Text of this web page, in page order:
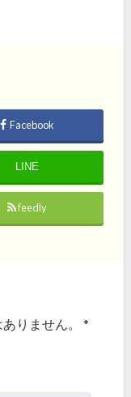
Facebook
LINE
feedly
りません。
*